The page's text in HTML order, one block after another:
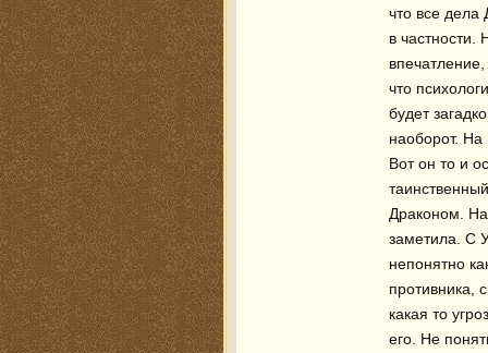
что все дела
в частности.
что
будет
наоборот. На
Вот он то и
Драконом.
заметила. С
непонятно
противника,
какая то
его. Не